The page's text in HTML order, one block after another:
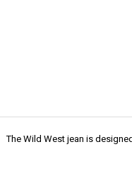
The Wild West jean is